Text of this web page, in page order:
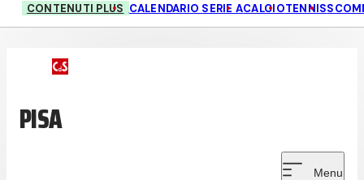
CONTENUTI PLUS CALENDARIO SERIE ACALCIOTENNIS
PISA
Menu